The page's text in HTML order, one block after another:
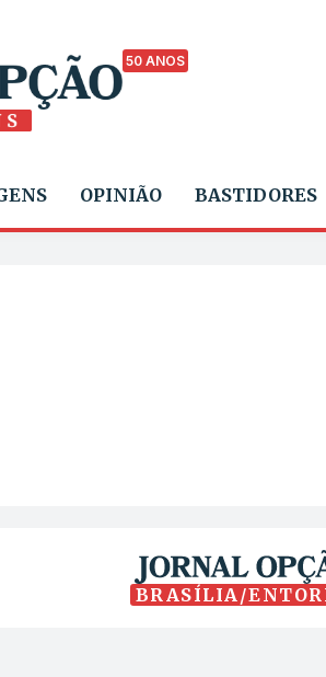
50 ANOS
OPINIÃO BASTIDORES
BRASÍLIA/